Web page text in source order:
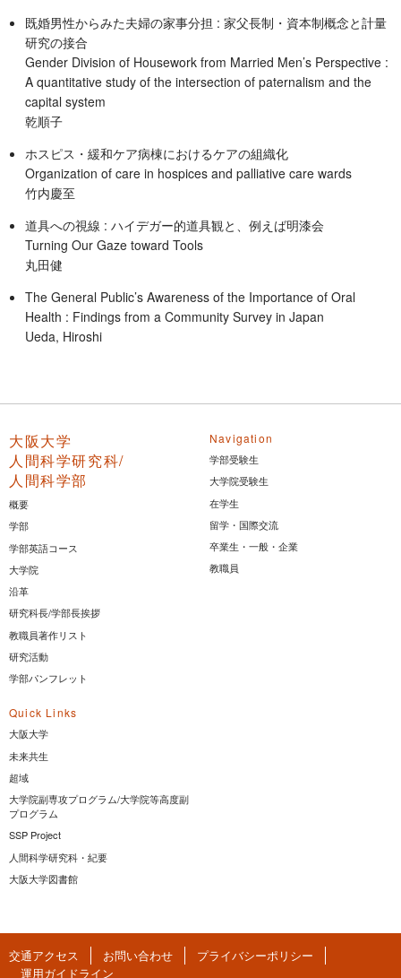
既婚男性からみた夫婦の家事分担 : 家父長制・資本制概念と計量
研究の接合
Gender Division of Housework from Married Men’s Perspective :
A quantitative study of the intersection of paternalism and the
capital system
乾順子
ホスピス・緩和ケア病棟におけるケアの組織化
Organization of care in hospices and palliative care wards
竹内慶至
道具への視線 : ハイデガー的道具観と、例えば明漆会
Turning Our Gaze toward Tools
丸田健
The General Public’s Awareness of the Importance of Oral
Health : Findings from a Community Survey in Japan
Ueda, Hiroshi
大阪大学
人間科学研究科/
人間科学部
概要
学部
学部英語コース
大学院
沿革
研究科長/学部長挨拶
教職員著作リスト
研究活動
学部パンフレット
Navigation
学部受験生
大学院受験生
在学生
留学・国際交流
卒業生・一般・企業
教職員
Quick Links
大阪大学
未来共生
超域
大学院副専攻プログラム/大学院等高度副
プログラム
SSP Project
人間科学研究科・紀要
大阪大学図書館
交通アクセス お問い合わせ
プライバシーポリシー
運用ガイドライン